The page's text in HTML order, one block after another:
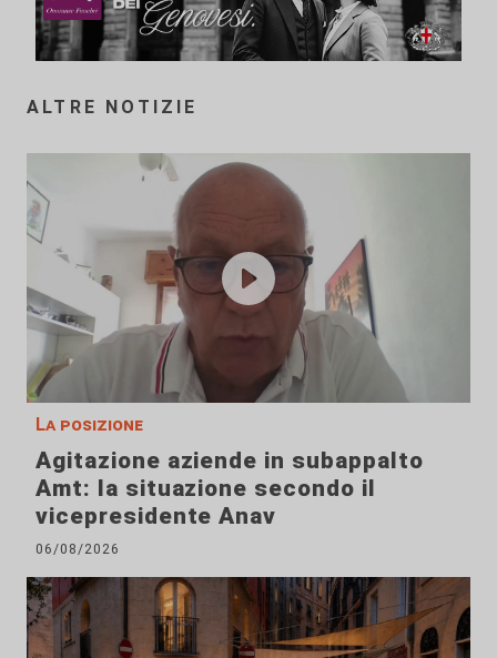
ALTRE NOTIZIE
La posizione
Agitazione aziende in subappalto
Amt: la situazione secondo il
vicepresidente Anav
06/08/2026